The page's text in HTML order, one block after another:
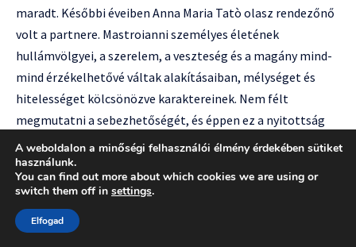
maradt. Későbbi éveiben Anna Maria Tatò olasz rendezőnő
volt a partnere. Mastroianni személyes életének
hullámvölgyei, a szerelem, a veszteség és a magány mind-
mind érzékelhetővé váltak alakításaiban, mélységet és
hitelességet kölcsönözve karaktereinek. Nem félt
megmutatni a sebezhetőségét, és éppen ez a nyitottság
tette őt olyan emberivé és szerethetővé a közönség
számára.
"Minden igaz szerelem nyomot hagy
bennünk, és ezek a nyomok, ha
akarjuk, ha nem, beépülnek abba, amit
A weboldalon a minőségi felhasználói élmény érdekében sütiket
használunk.
You can find out more about which cookies we are using or
switch them off in settings.
Elfogad